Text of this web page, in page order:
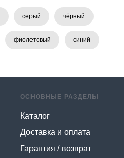
серый чёрный
фиолетовый синий
ОСНОВНЫЕ РАЗДЕЛЫ
Каталог
Доставка и оплата
Гарантия / возврат